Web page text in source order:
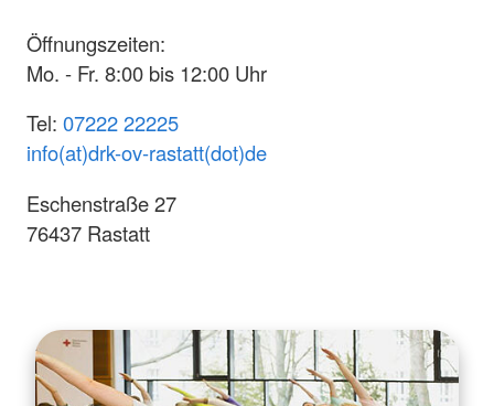
Öffnungszeiten:
Mo. - Fr. 8:00 bis 12:00 Uhr
Tel: 07222 22225
info(at)drk-ov-rastatt(dot)de
Eschenstraße 27
76437 Rastatt